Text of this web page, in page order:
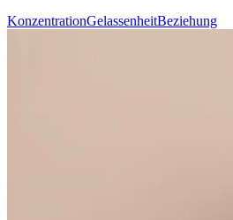
KonzentrationGelassenheitBeziehung